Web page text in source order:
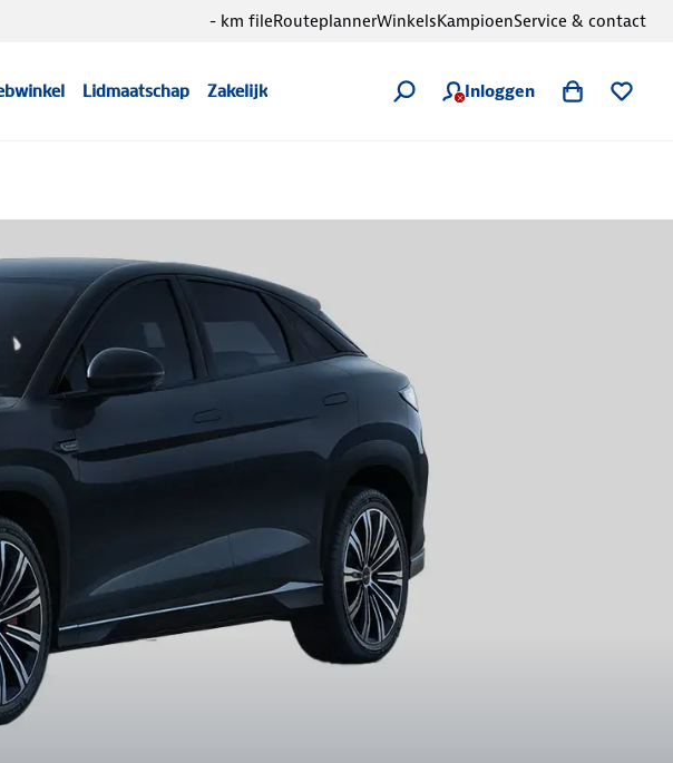
Lidmaatschap Zakelijk Inloggen
- km fileRouteplannerWinkelsKampioenService & contact